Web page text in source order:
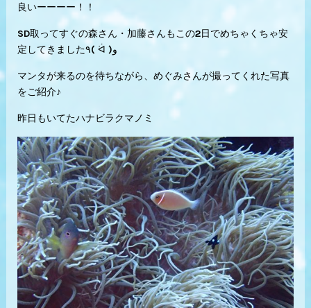
良いーーーー！！
SD取ってすぐの森さん・加藤さんもこの2日でめちゃくちゃ安
定してきました٩( ᐛ )و
マンタが来るのを待ちながら、めぐみさんが撮ってくれた写真
をご紹介♪
昨日もいてたハナビラクマノミ